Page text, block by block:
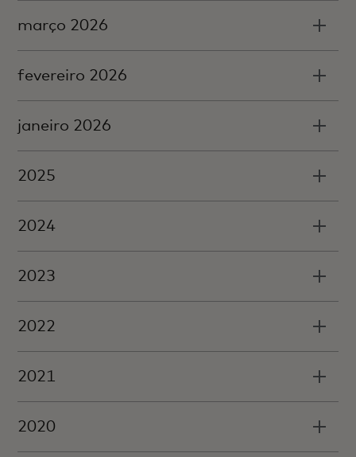
março 2026
fevereiro 2026
janeiro 2026
2025
2024
2023
2022
2021
2020